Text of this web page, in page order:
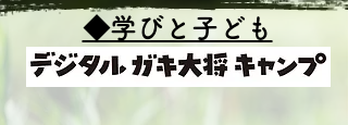
◆学びと子ども